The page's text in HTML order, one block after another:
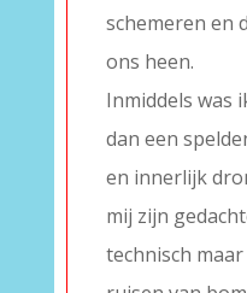
schemeren en
ons heen.
Inmiddels was
dan een
en innerlijk
mij zijn
technisch